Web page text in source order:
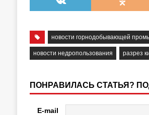
новости горнодобывающей
новости недропользования разрез
ПОНРАВИЛАСЬ СТАТЬЯ?
E-mail